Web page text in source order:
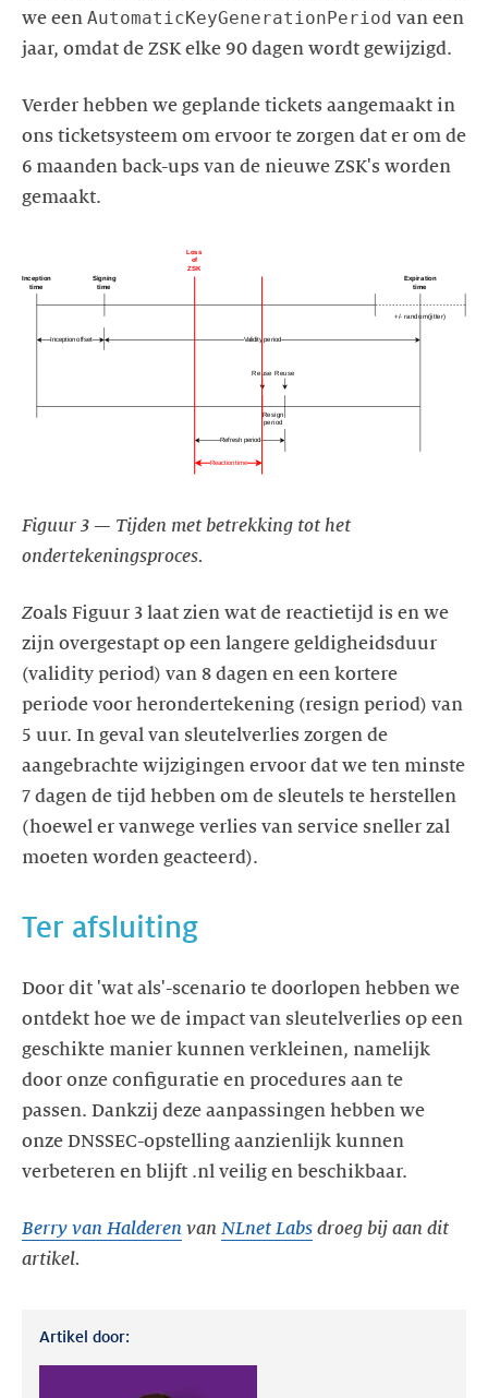
we een AutomaticKeyGenerationPeriod van een
jaar, omdat de ZSK elke 90 dagen wordt gewijzigd.
Verder hebben we geplande tickets aangemaakt in
ons ticketsysteem om ervoor te zorgen dat er om de
6 maanden back-ups van de nieuwe ZSK's worden
gemaakt.
Figuur 3 — Tijden met betrekking tot het
ondertekeningsproces.
Zoals Figuur 3 laat zien wat de reactietijd is en we
zijn overgestapt op een langere geldigheidsduur
(validity period) van 8 dagen en een kortere
periode voor herondertekening (resign period) van
5 uur. In geval van sleutelverlies zorgen de
aangebrachte wijzigingen ervoor dat we ten minste
7 dagen de tijd hebben om de sleutels te herstellen
(hoewel er vanwege verlies van service sneller zal
Ter afsluiting
Door dit 'wat als'-scenario te doorlopen hebben we
ontdekt hoe we de impact van sleutelverlies op een
geschikte manier kunnen verkleinen, namelijk
door onze configuratie en procedures aan te
passen. Dankzij deze aanpassingen hebben we
onze DNSSEC-opstelling aanzienlijk kunnen
verbeteren en blijft .nl veilig en beschikbaar.
Berry van Halderen van NLnet Labs droeg bij aan dit
artikel.
Artikel door: